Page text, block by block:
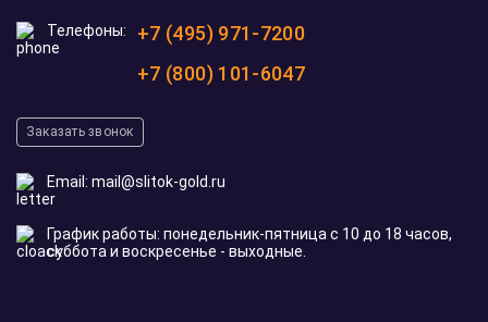
Телефоны:
+7 (495) 971-7200
+7 (800) 101-6047
Заказать звонок
Email: mail@slitok-gold.ru
График работы: понедельник-пятница с 10 до 18 часов,
суббота и воскресенье - выходные.